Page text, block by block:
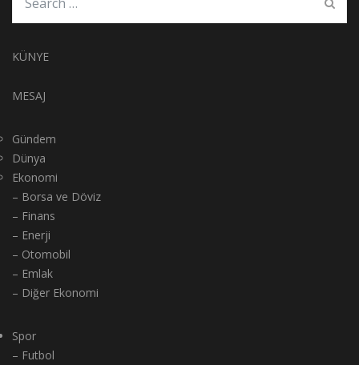
KÜNYE
MESAJ
Gündem
Dünya
Ekonomi
– Borsa ve Döviz
– Finans
– Enerji
– Otomobil
– Emlak
– Diğer Ekonomi
Spor
– Futbol